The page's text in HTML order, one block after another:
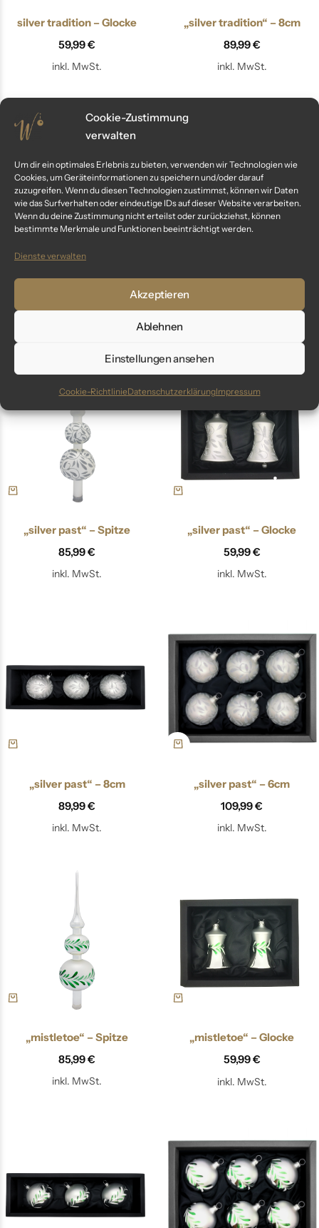
Cookie-Zustimmung
verwalten
Um dir ein optimales Erlebnis zu bieten, verwenden wir Technologien wie
Cookies, um Geräteinformationen zu speichern und/oder darauf
zuzugreifen. Wenn du diesen Technologien zustimmst, können wir Daten
wie das Surfverhalten oder eindeutige IDs auf dieser Website verarbeiten.
Wenn du deine Zustimmung nicht erteilst oder zurückziehst, können
bestimmte Merkmale und Funktionen beeinträchtigt werden.
Dienste verwalten
Akzeptieren
Ablehnen
Einstellungen ansehen
Cookie-RichtlinieDatenschutzerklärungImpressum
silver tradition – Glocke
59,99€
inkl. MwSt.
„silver tradition“ – 8cm
89,99€
inkl. MwSt.
„silver tradition“ – 6cm
„Franken“ – 8cm
„silver past“ – Spitze
85,99€
inkl. MwSt.
„silver past“ – Glocke
59,99€
inkl. MwSt.
„silver past“ – 8cm
89,99€
inkl. MwSt.
„silver past“ – 6cm
109,99€
inkl. MwSt.
„mistletoe“ – Spitze
85,99€
inkl. MwSt.
„mistletoe“ – Glocke
59,99€
inkl. MwSt.